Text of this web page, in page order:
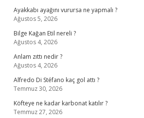
Ayakkabı ayağını vurursa ne yapmalı ?
Ağustos 5, 2026
Bilge Kağan Etil nereli ?
Ağustos 4, 2026
Anlam zıttı nedir ?
Ağustos 4, 2026
Alfredo Di Stéfano kaç gol attı ?
Temmuz 30, 2026
Köfteye ne kadar karbonat katılır ?
Temmuz 27, 2026